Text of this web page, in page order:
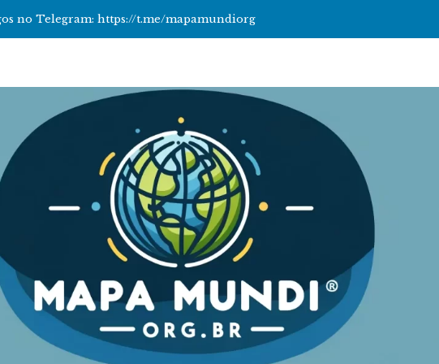
no Telegram: https://t.me/mapamundiorg